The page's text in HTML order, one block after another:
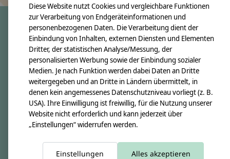
crêpes suzette
Über uns
Unsere Creppies
Nähkästchen
Unsere Stoffe
Impressum
Informationen
Diese Website nutzt Cookies und vergleichbare Funktionen
zur Verarbeitung von Endgeräteinformationen und
personenbezogenen Daten. Die Verarbeitung dient der
Einbindung von Inhalten, externen Diensten und Elementen
Dritter, der statistischen Analyse/Messung, der
personalisierten Werbung sowie der Einbindung sozialer
Medien. Je nach Funktion werden dabei Daten an Dritte
weitergegeben und an Dritte in Ländern übermittelt, in
denen kein angemessenes Datenschutzniveau vorliegt (z. B.
USA). Ihre Einwilligung ist freiwillig, für die Nutzung unserer
Website nicht erforderlich und kann jederzeit über
„Einstellungen“ widerrufen werden.
Einstellungen Alles akzeptieren